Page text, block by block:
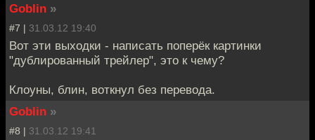
Goblin »
#7 | 31.03.12 19:40
Вот эти выходки - написать поперёк картинки
"дублированный трейлер", это к чему?
Клоуны, блин, воткнул без перевода.
Goblin »
#8 | 31.03.12 19:41